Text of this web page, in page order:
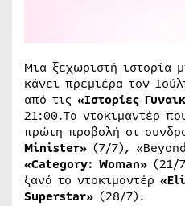
Μια ξεχωριστή ιστορία
κάνει πρεμιέρα τον
από τις «Ιστορίες
21:00.Τα ντοκιμαντέρ
πρώτη προβολή οι
Minister» (7/7),
«Category: Woman» (21/
ξανά το ντοκιμαντέρ
Superstar» (28/7).